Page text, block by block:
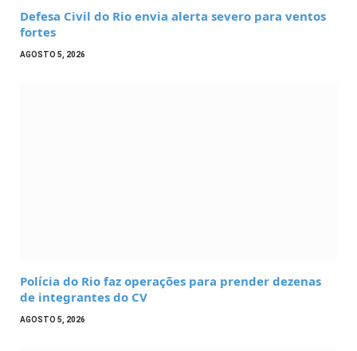
Defesa Civil do Rio envia alerta severo para ventos
fortes
AGOSTO 5, 2026
Polícia do Rio faz operações para prender dezenas
de integrantes do CV
AGOSTO 5, 2026